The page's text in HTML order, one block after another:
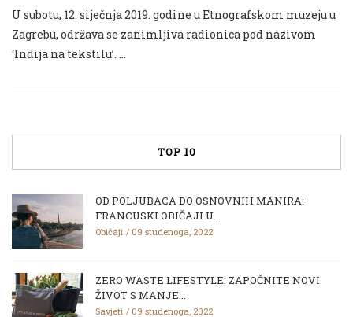
U subotu, 12. siječnja 2019. godine u Etnografskom muzeju u
Zagrebu, održava se zanimljiva radionica pod nazivom
‘Indija na tekstilu’. …
TOP 10
OD POLJUBACA DO OSNOVNIH MANIRA:
FRANCUSKI OBIČAJI U...
Običaji 09 studenoga, 2022
ZERO WASTE LIFESTYLE: ZAPOČNITE NOVI
ŽIVOT S MANJE...
Savjeti 09 studenoga, 2022